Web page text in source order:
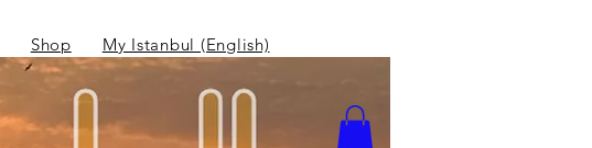
Shop My Istanbul (English)